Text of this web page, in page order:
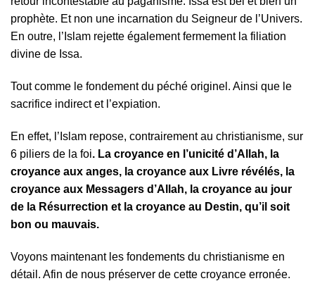
prophète. Et non une incarnation du Seigneur de l’Univers.
En outre, l’Islam rejette également fermement la filiation
divine de Issa.
Tout comme le fondement du péché originel. Ainsi que le
sacrifice indirect et l’expiation.
En effet, l’Islam repose, contrairement au christianisme, sur
6 piliers de la foi. La croyance en l’unicité d’Allah, la
croyance aux anges, la croyance aux Livre révélés, la
croyance aux Messagers d’Allah, la croyance au jour
de la Résurrection et la croyance au Destin, qu’il soit
bon ou mauvais.
Voyons maintenant les fondements du christianisme en
détail. Afin de nous préserver de cette croyance erronée.